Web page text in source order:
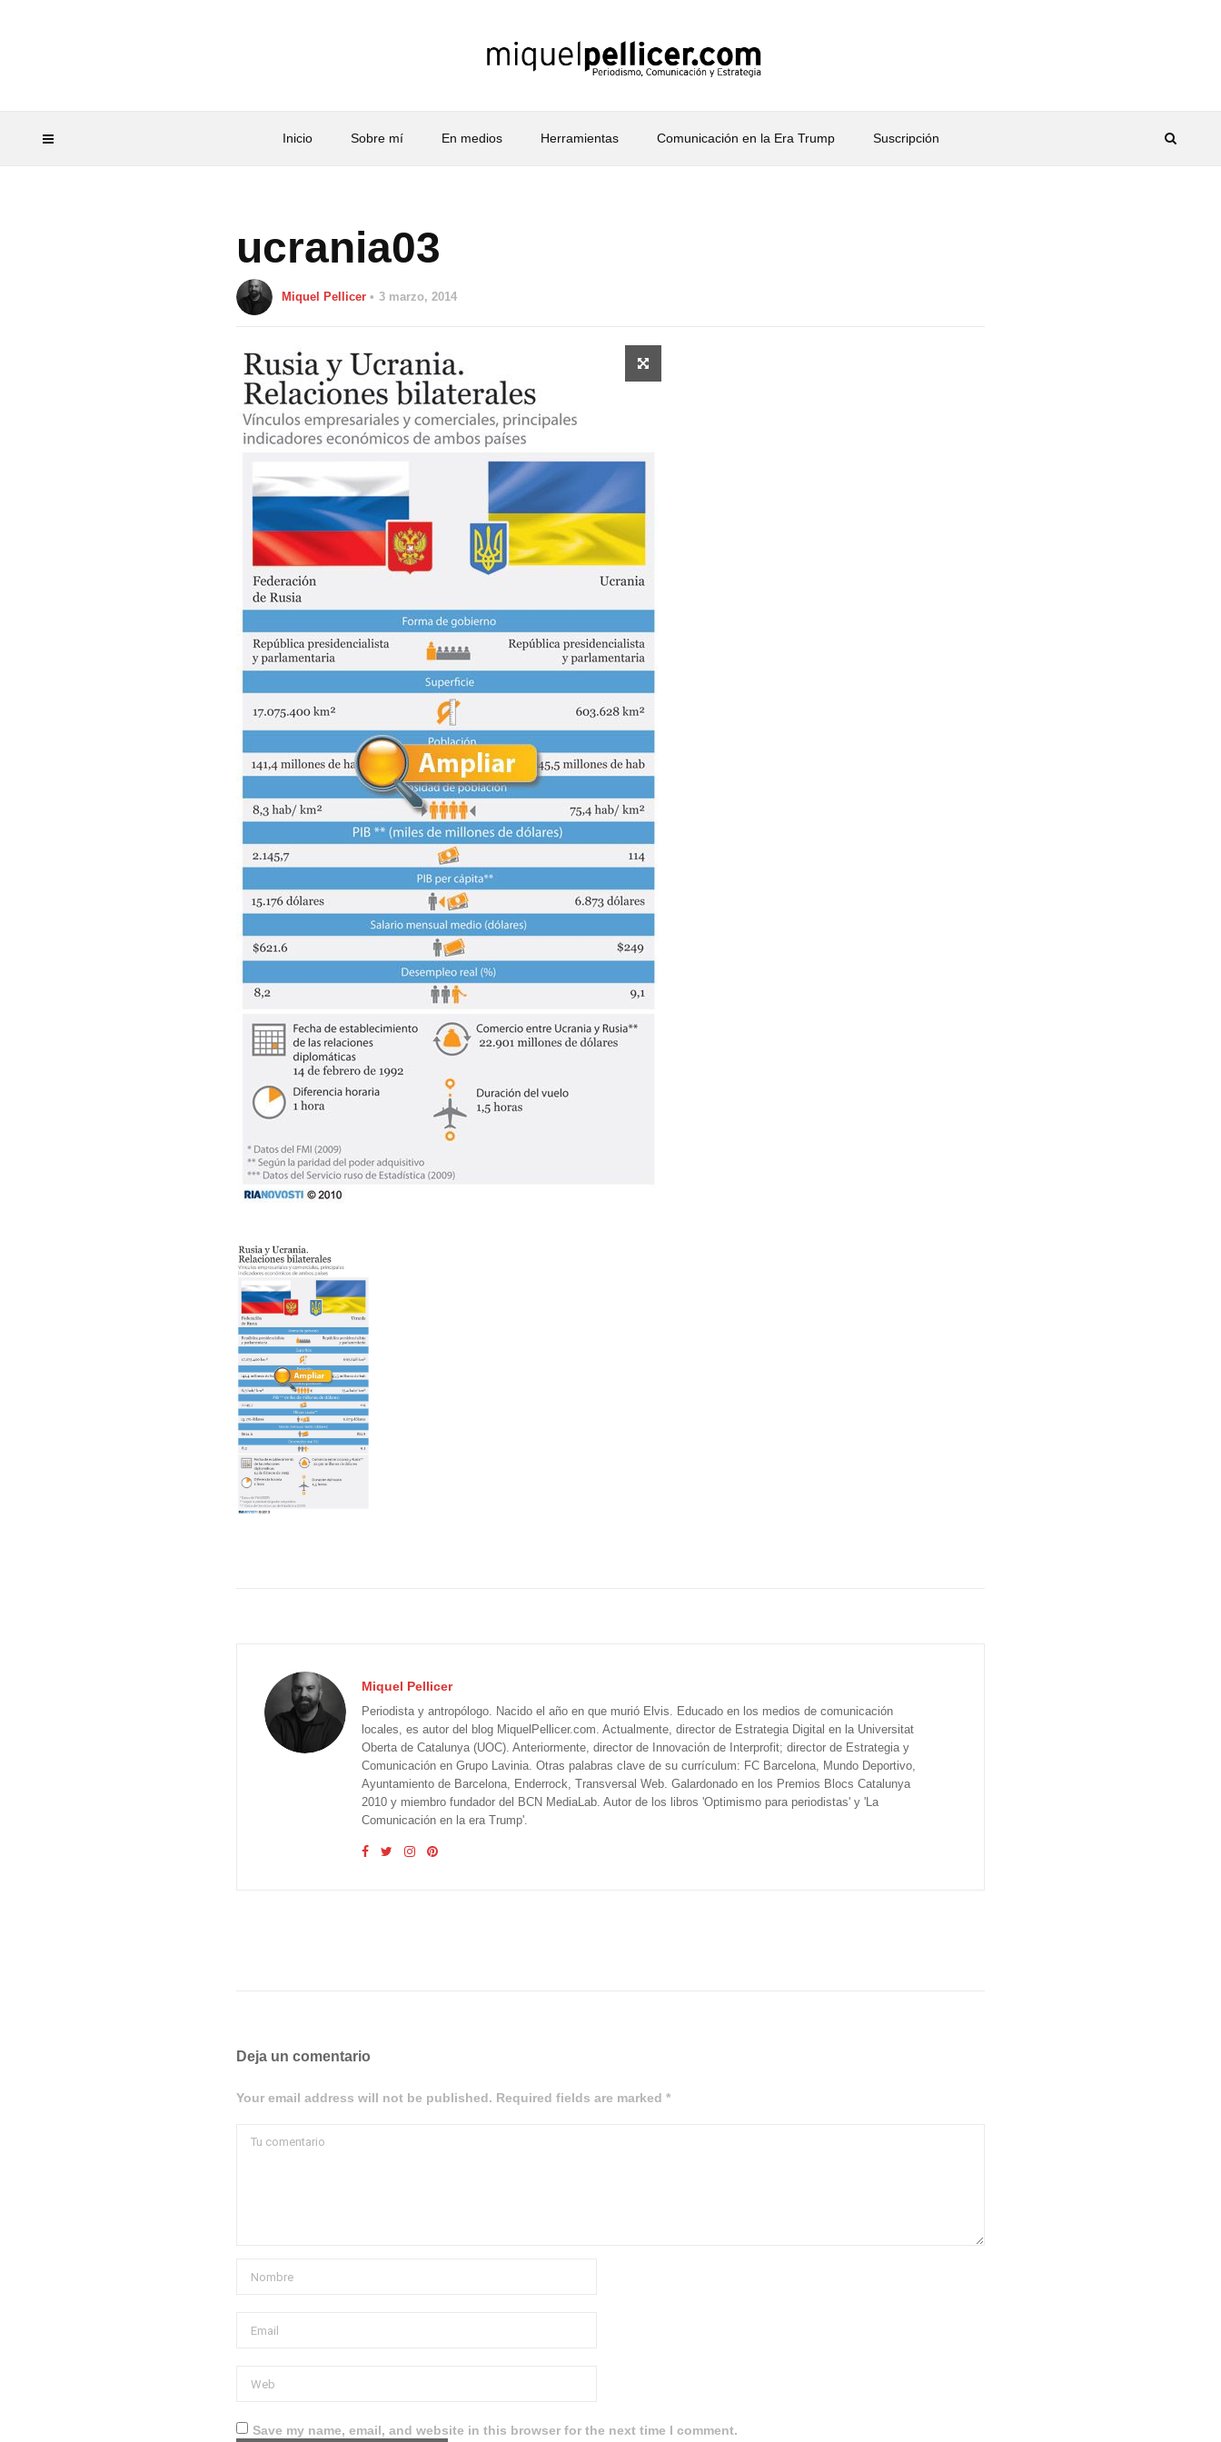
Inicio Sobre mí En medios Herramientas Comunicación en la Era Trump Suscripción
ucrania03
Miquel Pellicer 3 marzo, 2014
Miquel Pellicer
Periodista y antropólogo. Nacido el año en que murió Elvis. Educado en los medios de comunicación
locales, es autor del blog MiquelPellicer.com. Actualmente, director de Estrategia Digital en la Universitat
Oberta de Catalunya (UOC). Anteriormente, director de Innovación de Interprofit; director de Estrategia y
Comunicación en Grupo Lavinia. Otras palabras clave de su currículum: FC Barcelona, Mundo Deportivo,
Ayuntamiento de Barcelona, Enderrock, Transversal Web. Galardonado en los Premios Blocs Catalunya
2010 y miembro fundador del BCN MediaLab. Autor de los libros 'Optimismo para periodistas' y 'La
Comunicación en la era Trump'.
Deja un comentario
Your email address will not be published. Required fields are marked *
Save my name, email, and website in this browser for the next time I comment.